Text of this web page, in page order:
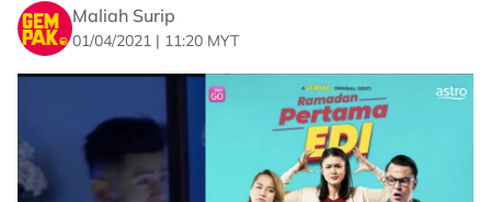
Maliah Surip
01/04/2021 | 11:20 MYT